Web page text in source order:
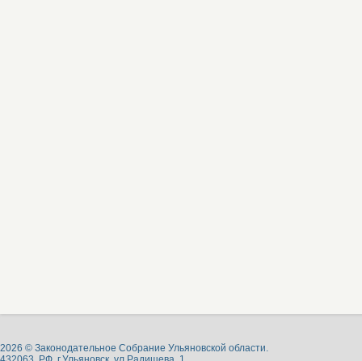
2026 © Законодательное Собрание Ульяновской области.